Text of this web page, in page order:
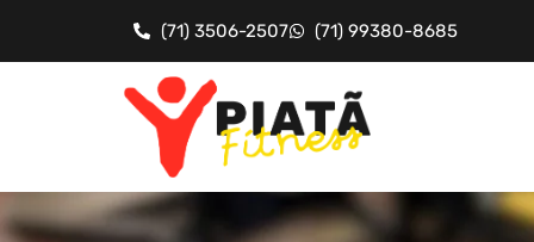
(71) 3506-2507 (71) 99380-8685